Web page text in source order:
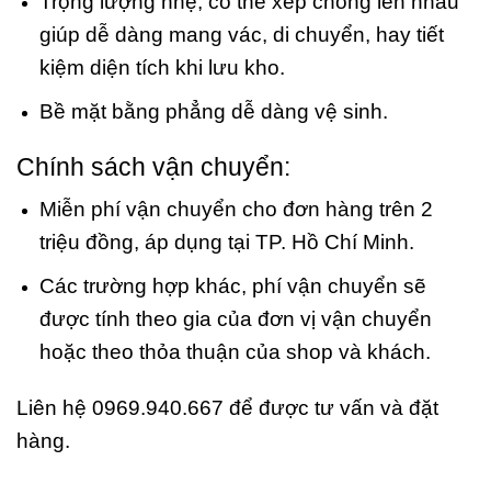
giúp dễ dàng mang vác, di chuyển, hay tiết
kiệm diện tích khi lưu kho.
Bề mặt bằng phẳng dễ dàng vệ sinh.
Chính sách vận chuyển:
Miễn phí vận chuyển cho đơn hàng trên 2
triệu đồng, áp dụng tại TP. Hồ Chí Minh.
Các trường hợp khác, phí vận chuyển sẽ
được tính theo gia của đơn vị vận chuyển
hoặc theo thỏa thuận của shop và khách.
Liên hệ 0969.940.667 để được tư vấn và đặt
hàng.